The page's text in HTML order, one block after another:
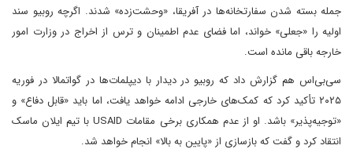
جمله بسته شدن سفارتخانه‌ها در آفریقا، «وحشت‌زده» شدند. اگرچه روبیو سند
اولیه را «جعلی» خواند، اما فضای عدم اطمینان و ترس از اخراج در وزارت امور
خارجه باقی مانده است.
سی‌بی‌اس هم گزارش داد که روبیو در دیدار با دیپلمات‌ها در گواتمالا در فوریه
۲۰۲۵ تأکید کرد که کمک‌های خارجی ادامه خواهد یافت، اما باید «قابل دفاع» و
«توجیه‌پذیر» باشد. او از عدم همکاری برخی مقامات USAID با تیم ایلان ماسک
انتقاد کرد و گفت که بازسازی از «پایین به بالا» انجام خواهد شد.